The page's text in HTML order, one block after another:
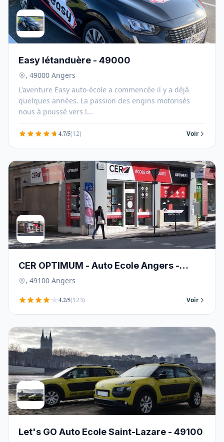
Easy létanduère - 49000
, 49000 Angers
L'aventure Easy auto-école a commencée il y a déjà
quelques années. La passion des engins motorisés
nous à poussé vers l...
4.7/5(12) Voir
CER OPTIMUM - Auto Ecole Angers -
49100
, 49100 Angers
4.2/5(123) Voir
Let's GO Auto Ecole Saint-Lazare - 49100